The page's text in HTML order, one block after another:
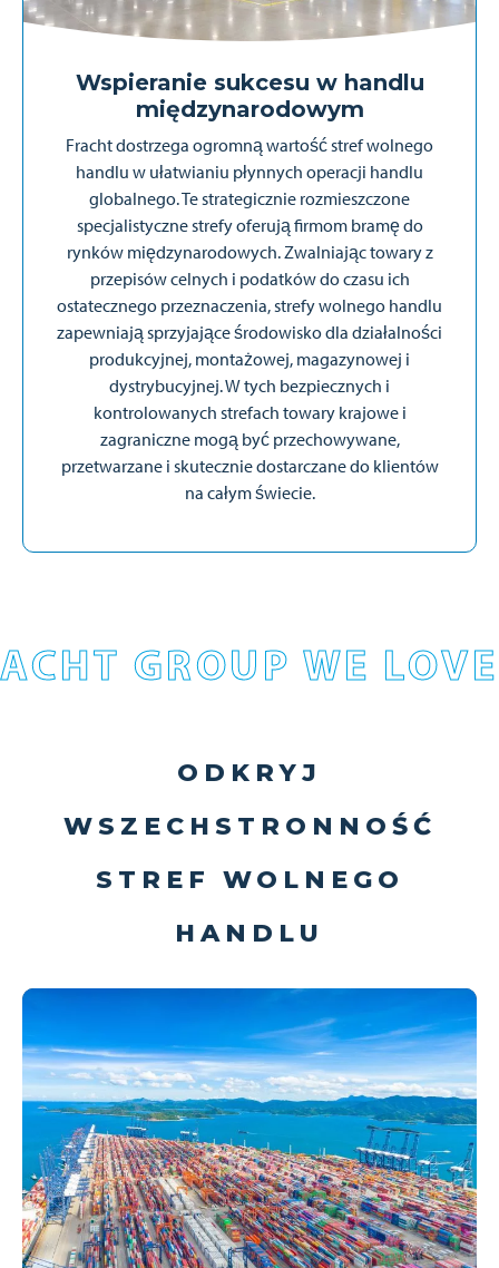
Wspieranie sukcesu w handlu
międzynarodowym
Fracht dostrzega ogromną wartość stref wolnego
handlu w ułatwianiu płynnych operacji handlu
globalnego. Te strategicznie rozmieszczone
specjalistyczne strefy oferują firmom bramę do
rynków międzynarodowych. Zwalniając towary z
przepisów celnych i podatków do czasu ich
ostatecznego przeznaczenia, strefy wolnego handlu
zapewniają sprzyjające środowisko dla działalności
produkcyjnej, montażowej, magazynowej i
dystrybucyjnej. W tych bezpiecznych i
kontrolowanych strefach towary krajowe i
zagraniczne mogą być przechowywane,
przetwarzane i skutecznie dostarczane do klientów
na całym świecie.
GROUP WE
ODKRYJ
WSZECHSTRONNOŚĆ
STREF WOLNEGO
HANDLU